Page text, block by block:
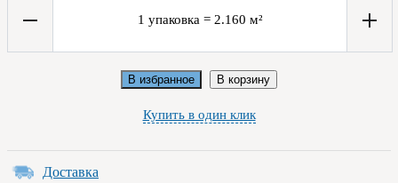
1 упаковка = 2.160 м²
В избранное В корзину
Купить в один клик
Доставка